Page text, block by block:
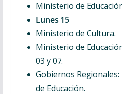
Ministerio de
Lunes 15
Ministerio de Cultura.
Ministerio de
03 y 07.
Gobiernos
de Educación.